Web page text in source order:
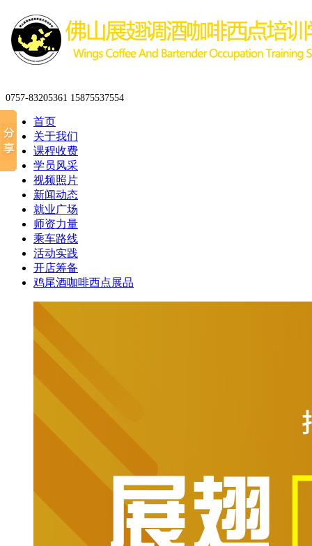
0757-83205361 15875537554
首页
关于我们
课程收费
学员风采
视频照片
新闻动态
就业广场
师资力量
乘车路线
活动实践
开店筹备
鸡尾酒咖啡西点展品